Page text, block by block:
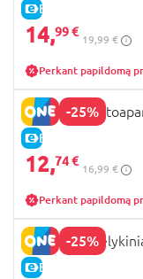
E-KAINA
14,99 €
19,99 €
Perkant papildomą
-25%
E-KAINA
PLAY-DOH
12,74 €
16,99 €
Perkant papildomą
-25%
E-KAINA
PLAY-DOH